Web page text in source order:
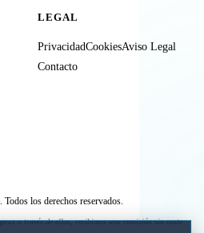
LEGAL
PrivacidadCookiesAviso Legal
Contacto
los derechos reservados.
a través de ellos, recibimos una comisión sin coste